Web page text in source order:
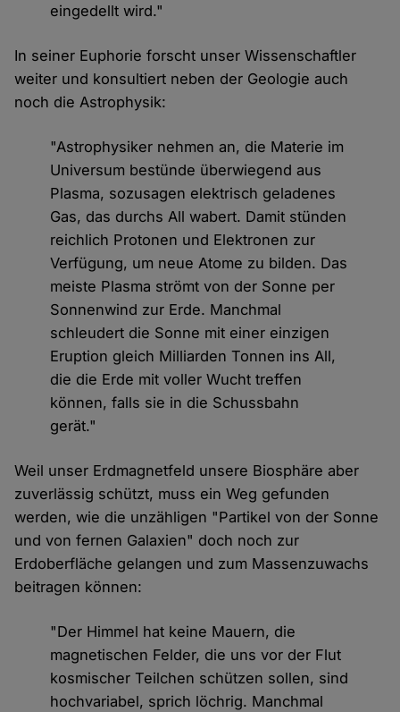
eingedellt wird."
In seiner Euphorie forscht unser Wissenschaftler
weiter und konsultiert neben der Geologie auch
noch die Astrophysik:
"Astrophysiker nehmen an, die Materie im
Universum bestünde überwiegend aus
Plasma, sozusagen elektrisch geladenes
Gas, das durchs All wabert. Damit stünden
reichlich Protonen und Elektronen zur
Verfügung, um neue Atome zu bilden. Das
meiste Plasma strömt von der Sonne per
Sonnenwind zur Erde. Manchmal
schleudert die Sonne mit einer einzigen
Eruption gleich Milliarden Tonnen ins All,
die die Erde mit voller Wucht treffen
können, falls sie in die Schussbahn
gerät."
Weil unser Erdmagnetfeld unsere Biosphäre aber
zuverlässig schützt, muss ein Weg gefunden
werden, wie die unzähligen "Partikel von der Sonne
und von fernen Galaxien" doch noch zur
Erdoberfläche gelangen und zum Massenzuwachs
beitragen können:
"Der Himmel hat keine Mauern, die
magnetischen Felder, die uns vor der Flut
kosmischer Teilchen schützen sollen, sind
hochvariabel, sprich löchrig. Manchmal